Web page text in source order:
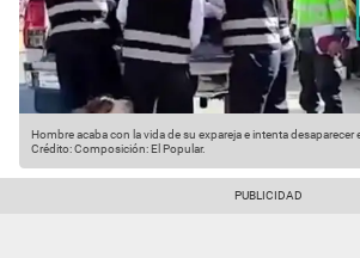
Hombre acaba con la vida de su expareja e intenta desaparecer
Crédito: Composición: El Popular.